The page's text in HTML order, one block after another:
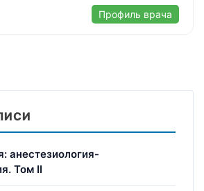
Профиль врача
анестезиология-
Том II